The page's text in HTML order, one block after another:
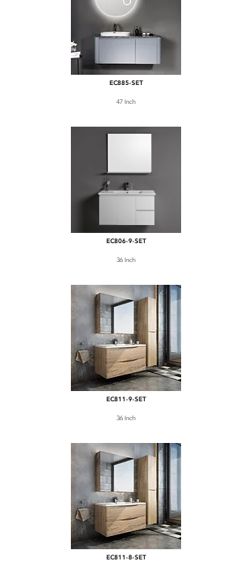
EC885-SET
47 Inch
EC806-9-SET
36 Inch
EC811-9-SET
36 Inch
EC811-8-SET